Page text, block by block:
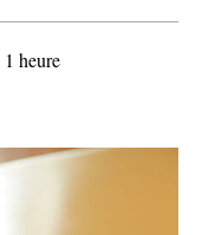
1 heure